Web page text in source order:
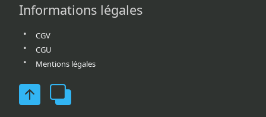
Informations légales
CGV
CGU
Mentions légales